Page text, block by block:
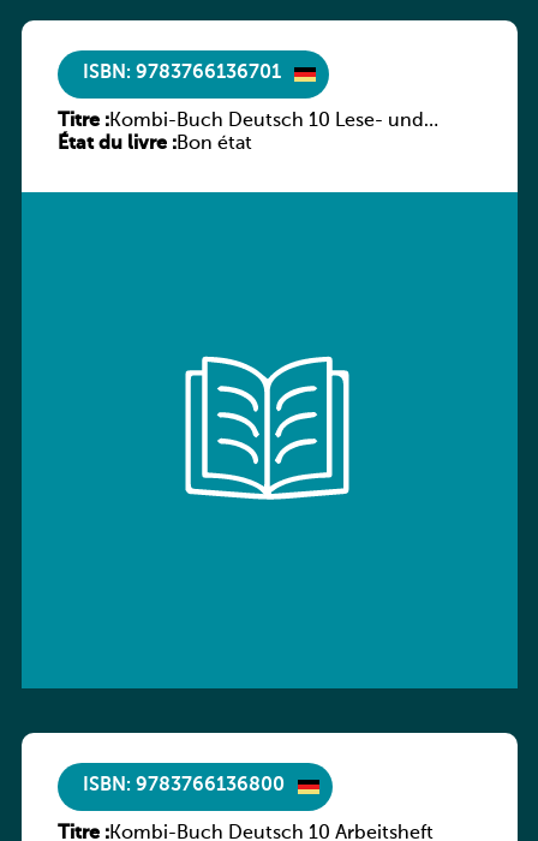
ISBN: 9783766136701
Titre :Kombi-Buch Deutsch 10 Lese- und
Sprachbuch
État du livre :Bon état
ISBN: 9783766136800
Titre :Kombi-Buch Deutsch 10 Arbeitsheft